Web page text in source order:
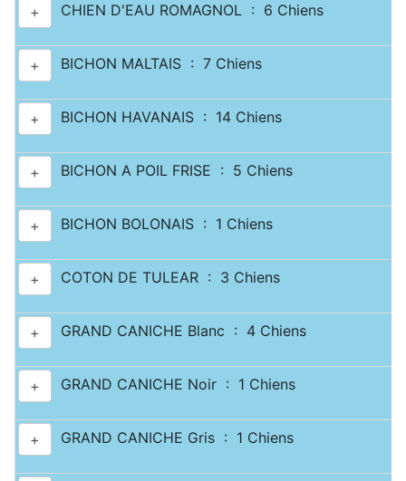
+ CHIEN D'EAU ROMAGNOL : 6 Chiens
+ BICHON MALTAIS : 7 Chiens
+ BICHON HAVANAIS : 14 Chiens
+ BICHON A POIL FRISE : 5 Chiens
+ BICHON BOLONAIS : 1 Chiens
+ COTON DE TULEAR : 3 Chiens
+ GRAND CANICHE Blanc : 4 Chiens
+ GRAND CANICHE Noir : 1 Chiens
+ GRAND CANICHE Gris : 1 Chiens